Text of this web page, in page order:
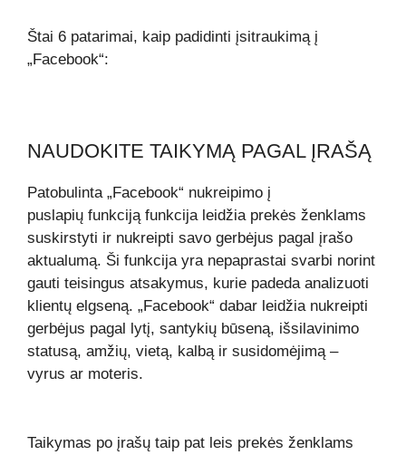
Štai 6 patarimai, kaip padidinti įsitraukimą į
„Facebook“:
NAUDOKITE TAIKYMĄ PAGAL ĮRAŠĄ
Patobulinta „Facebook“ nukreipimo į
puslapių funkciją funkcija leidžia prekės ženklams
suskirstyti ir nukreipti savo gerbėjus pagal įrašo
aktualumą. Ši funkcija yra nepaprastai svarbi norint
gauti teisingus atsakymus, kurie padeda analizuoti
klientų elgseną. „Facebook“ dabar leidžia nukreipti
gerbėjus pagal lytį, santykių būseną, išsilavinimo
statusą, amžių, vietą, kalbą ir susidomėjimą –
vyrus ar moteris.
Taikymas po įrašų taip pat leis prekės ženklams